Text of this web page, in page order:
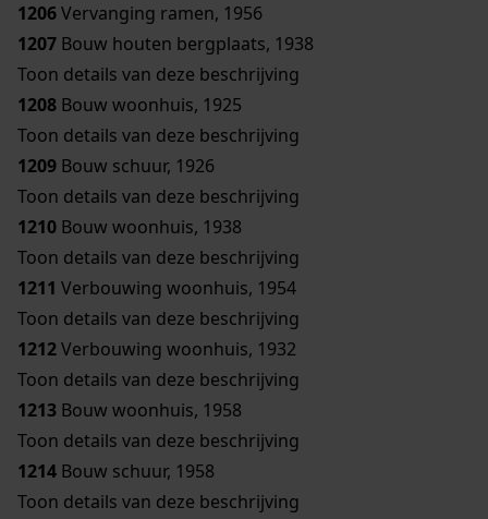
1206Vervanging ramen, 1956
1207 Bouw houten bergplaats, 1938
Toon details van deze beschrijving
1208 Bouw woonhuis, 1925
Toon details van deze beschrijving
1209 Bouw schuur, 1926
Toon details van deze beschrijving
1210 Bouw woonhuis, 1938
Toon details van deze beschrijving
1211 Verbouwing woonhuis, 1954
Toon details van deze beschrijving
1212Verbouwing woonhuis, 1932
Toon details van deze beschrijving
1213 Bouw woonhuis, 1958
Toon details van deze beschrijving
1214 Bouw schuur, 1958
Toon details van deze beschrijving